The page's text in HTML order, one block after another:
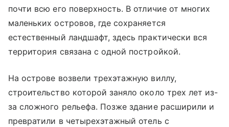
почти всю его поверхность. В отличие от многих
маленьких островов, где сохраняется
естественный ландшафт, здесь практически вся
территория связана с одной постройкой.
На острове возвели трехэтажную виллу,
строительство которой заняло около трех лет из-
за сложного рельефа. Позже здание расширили и
превратили в четырехэтажный отель с